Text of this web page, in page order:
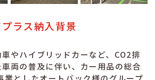
ラス納入背景
やハイブリッドカーなど、CO2排
両の普及に伴い、カー用品の総合